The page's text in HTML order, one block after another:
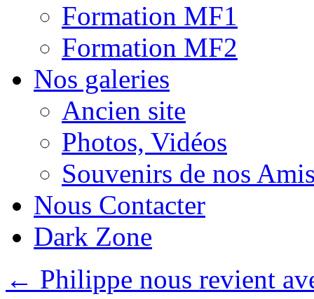
Formation MF1
Formation MF2
Nos galeries
Ancien site
Photos, Vidéos
Souvenirs de nos
Nous Contacter
Dark Zone
← Philippe nous revient